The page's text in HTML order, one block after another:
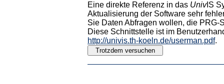
Eine direkte Referenz in das UnivIS
Aktualisierung der Software sehr
Sie Daten Abfragen wollen, die PRG-
Diese Schnittstelle ist im
http://univis.th-koeln.de/userman.pdf.